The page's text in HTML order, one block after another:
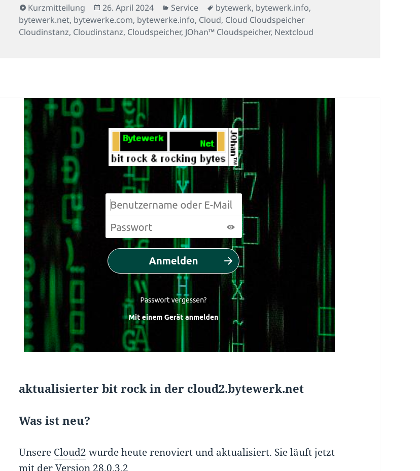
Format
Kurzmitteilung
Veröffentlicht
am
26. April 2024 Kategorien
Service Schlagwörter
bytewerk, bytewerk.info,
bytewerk.net, bytewerke.com, bytewerke.info, Cloud, Cloud Cloudspeicher
Cloudinstanz, Cloudinstanz, Cloudspeicher, JOhan™ Cloudspeicher, Nextcloud
aktualisierter bit rock in der cloud2.bytewerk.net
Was ist neu?
Unsere Cloud2 wurde heute renoviert und aktualisiert. Sie läuft jetzt
mit der Version 28.0.3.2